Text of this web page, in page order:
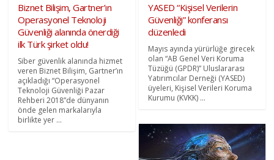
Biznet Bilişim, Gartner’ın
Operasyonel Teknoloji
Güvenliği alanında önerdiği
ilk Türk şirket oldu!
Siber güvenlik alanında hizmet
veren Biznet Bilişim, Gartner’ın
açıkladığı “Operasyonel
Teknoloji Güvenliği Pazar
Rehberi 2018”de dünyanın
önde gelen markalarıyla
birlikte yer ...
YASED “Kişisel Verilerin
Güvenliği” konferansı
düzenledi
Mayıs ayında yürürlüğe girecek
olan “AB Genel Veri Koruma
Tüzüğü (GPDR)” Uluslararası
Yatırımcılar Derneği (YASED)
üyeleri, Kişisel Verileri Koruma
Kurumu (KVKK) ...